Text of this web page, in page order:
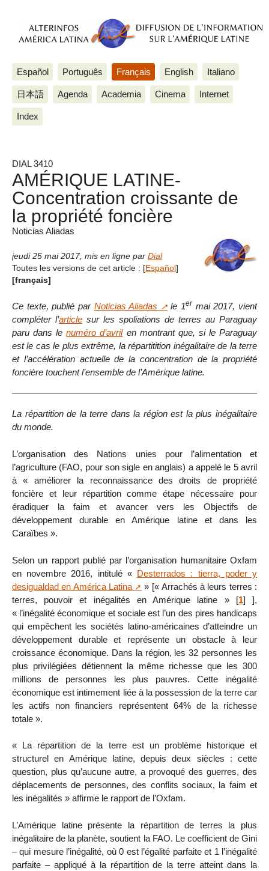
Español Português Français English Italiano
日本語 Agenda Academia Cinema Internet
Index
DIAL 3410
AMÉRIQUE LATINE-
Concentration croissante de
la propriété foncière
Noticias Aliadas
jeudi 25 mai 2017, mis en ligne par Dial
Toutes les versions de cet article : [Español]
[français]
Ce texte, publié par Noticias Aliadas le 1er mai 2017, vient
compléter l’article sur les spoliations de terres au Paraguay
paru dans lenuméro d’avrilen montrant que, si le Paraguay
est le cas le plus extrême, la répartitition inégalitaire de la terre
et l’accélération actuelle de la concentration de la propriété
foncière touchent l’ensemble de l’Amérique latine.
La répartition de la terre dans la région est la plus inégalitaire
du monde.
L’organisation des Nations unies pour l’alimentation et
l’agriculture (FAO, pour son sigle en anglais) a appelé le 5 avril
à « améliorer la reconnaissance des droits de propriété
foncière et leur répartition comme étape nécessaire pour
éradiquer la faim et avancer vers les Objectifs de
développement durable en Amérique latine et dans les
Caraïbes ».
Selon un rapport publié par l’organisation humanitaire Oxfam
en novembre 2016, intitulé « Desterrados : tierra, poder y
desigualdad en América Latina
» [« Arrachés à leurs terres :
terres, pouvoir et inégalités en Amérique latine »[1] ],
« l’inégalité économique et sociale est l’un des pires handicaps
qui empêchent les sociétés latino-américaines d’atteindre un
développement durable et représente un obstacle à leur
croissance économique. Dans la région, les 32 personnes les
plus privilégiées détiennent la même richesse que les 300
millions de personnes les plus pauvres. Cette inégalité
économique est intimement liée à la possession de la terre car
les actifs non financiers représentent 64% de la richesse
totale ».
« La répartition de la terre est un problème historique et
structurel en Amérique latine, depuis deux siècles : cette
question, plus qu’aucune autre, a provoqué des guerres, des
déplacements de personnes, des conflits sociaux, la faim et
les inégalités » affirme le rapport de l’Oxfam.
L’Amérique latine présente la répartition de terres la plus
inégalitaire de la planète, soutient la FAO. Le coefficient de Gini
– qui mesure l’inégalité, où 0 est l’égalité parfaite et 1 l’inégalité
parfaite – appliqué à la répartition de la terre atteint dans la